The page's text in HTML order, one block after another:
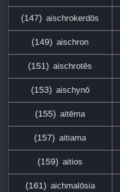
(147) aischrokerdōs
(149) aischron
(151) aischrotēs
(153) aischynō
(155) aitēma
(157) aitiama
(159) aitios
(161) aichmalōsia